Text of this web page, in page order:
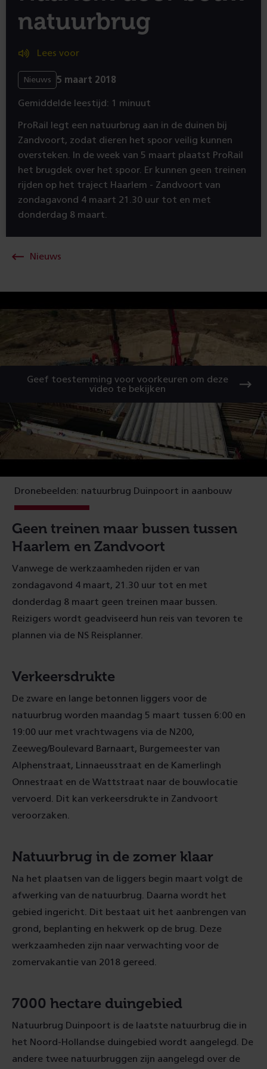
natuurbrug
Lees voor
Nieuws 5 maart 2018
Gemiddelde leestijd: 1 minuut
ProRail legt een natuurbrug aan in de duinen bij
Zandvoort, zodat dieren het spoor veilig kunnen
oversteken. In de week van 5 maart plaatst ProRail
het brugdek over het spoor. Er kunnen geen treinen
rijden op het traject Haarlem - Zandvoort van
zondagavond 4 maart 21.30 uur tot en met
donderdag 8 maart.
Nieuws
Dronebeelden: natuurbrug Duinpoort in aanbouw
Geef toestemming voor voorkeuren om deze
video te bekijken
Geen treinen maar bussen tussen
Haarlem en Zandvoort
Vanwege de werkzaamheden rijden er van
zondagavond 4 maart, 21.30 uur tot en met
donderdag 8 maart geen treinen maar bussen.
Reizigers wordt geadviseerd hun reis van tevoren te
plannen via de NS Reisplanner.
Verkeersdrukte
De zware en lange betonnen liggers voor de
natuurbrug worden maandag 5 maart tussen 6:00 en
19:00 uur met vrachtwagens via de N200,
Zeeweg/Boulevard Barnaart, Burgemeester van
Alphenstraat, Linnaeusstraat en de Kamerlingh
Onnestraat en de Wattstraat naar de bouwlocatie
vervoerd. Dit kan verkeersdrukte in Zandvoort
veroorzaken.
Natuurbrug in de zomer klaar
Na het plaatsen van de liggers begin maart volgt de
afwerking van de natuurbrug. Daarna wordt het
gebied ingericht. Dit bestaat uit het aanbrengen van
grond, beplanting en hekwerk op de brug. Deze
werkzaamheden zijn naar verwachting voor de
zomervakantie van 2018 gereed.
7000 hectare duingebied
Natuurbrug Duinpoort is de laatste natuurbrug die in
het Noord-Hollandse duingebied wordt aangelegd. De
andere twee natuurbruggen zijn aangelegd over de